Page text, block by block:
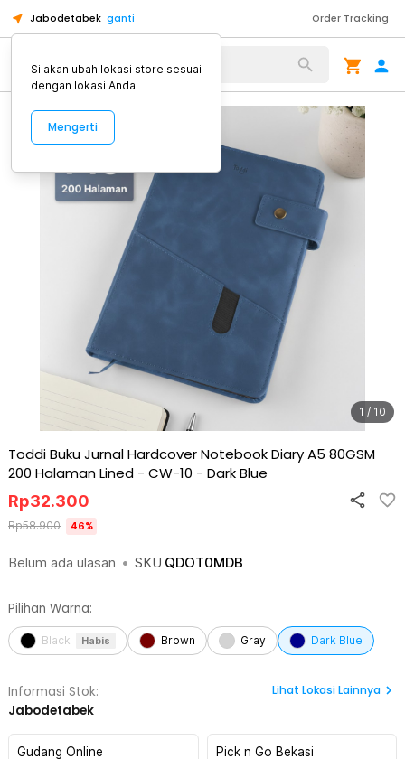
Jabodetabek ganti Order Tracking
Alat Kopi
1 / 10
Toddi Buku Jurnal Hardcover Notebook Diary A5 80GSM
200 Halaman Lined - CW-10 - Dark Blue
Belum ada ulasan • SKU QDOT0MDB
Rp32.300
Rp58.900 46%
Pilihan Warna:
Black Habis Brown Gray Dark Blue
Informasi Stok:
Jabodetabek
Lihat Lokasi Lainnya
Gudang Online Pick n Go Bekasi
Silakan ubah lokasi store sesuai
dengan lokasi Anda.
Mengerti